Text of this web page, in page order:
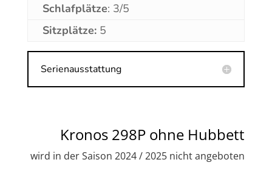
Schlafplätze: 3/5
Sitzplätze: 5
Serienausstattung
Kronos 298P ohne Hubbett
wird in der Saison 2024 / 2025 nicht angeboten